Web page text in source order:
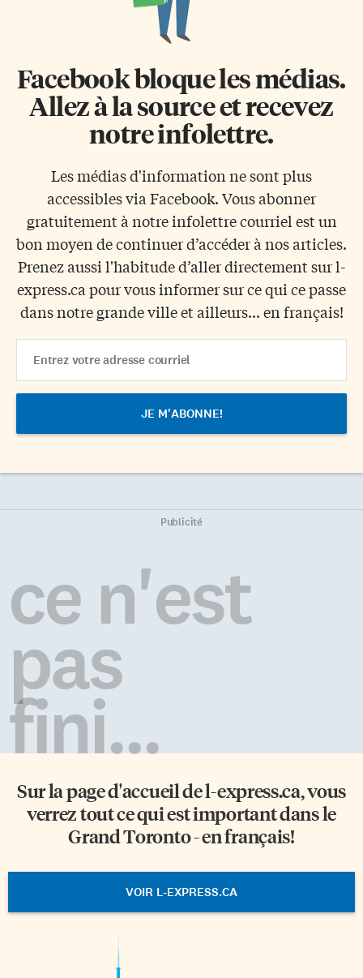
Facebook bloque les médias.
Allez à la source et recevez
notre infolettre.
Les médias d'information ne sont plus
accessibles via Facebook. Vous abonner
gratuitement à notre infolettre courriel est un
bon moyen de continuer d’accéder à nos articles.
Prenez aussi l'habitude d’aller directement sur l-
express.ca pour vous informer sur ce qui ce passe
dans notre grande ville et ailleurs... en français!
Address
Publicité
ce n'est
pas
fini...
Sur la page d'accueil del-express.ca, vous
verrez tout ce qui est important dans le
Grand Toronto - en français!
VOIR L-EXPRESS.CA